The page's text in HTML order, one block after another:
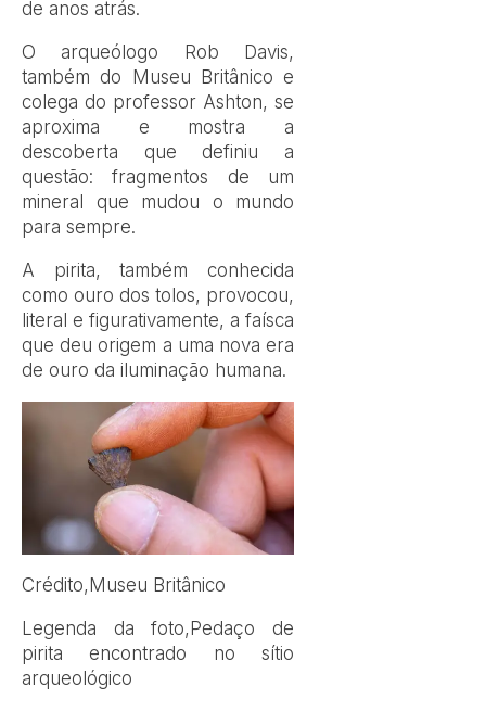
de anos atrás.
O arqueólogo Rob Davis,
também do Museu Britânico e
colega do professor Ashton, se
aproxima e mostra a
descoberta que definiu a
questão: fragmentos de um
mineral que mudou o mundo
para sempre.
A pirita, também conhecida
como ouro dos tolos, provocou,
literal e figurativamente, a faísca
que deu origem a uma nova era
de ouro da iluminação humana.
Crédito, Museu Britânico
Legenda da foto, Pedaço de
pirita encontrado no sítio
arqueológico